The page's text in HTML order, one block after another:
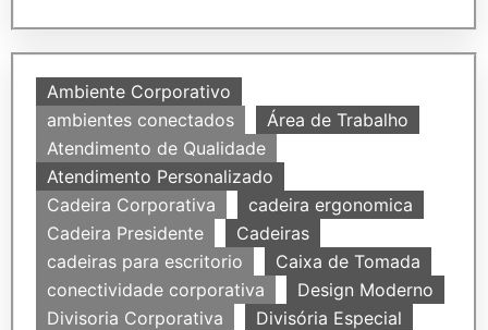
Ambiente Corporativo
ambientes conectados
Área de Trabalho
Atendimento de Qualidade
Atendimento Personalizado
Cadeira Corporativa
cadeira ergonomica
Cadeira Presidente
Cadeiras
cadeiras para escritorio
Caixa de Tomada
conectividade corporativa
Design Moderno
Divisoria Corporativa
Divisória Especial